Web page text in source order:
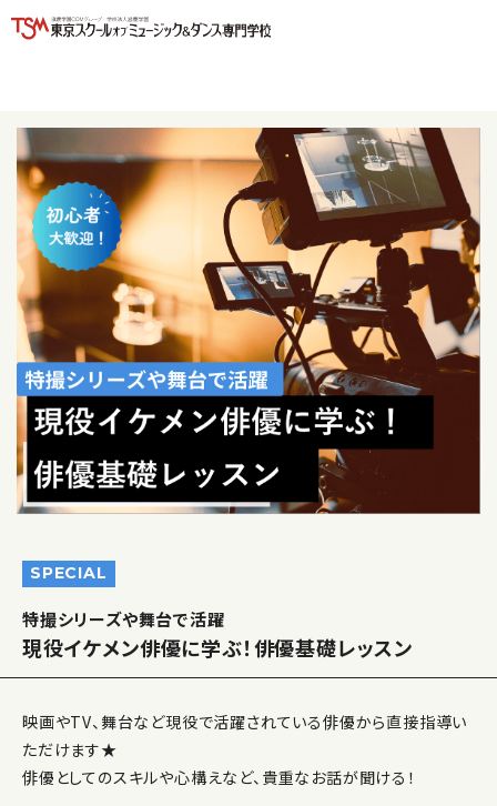
SPECIAL
特撮シリーズや舞台で活躍
現役イケメン俳優に学ぶ！俳優基礎レッスン
映画やTV、舞台など現役で活躍されている俳優から直接指導い
ただけます★
俳優としてのスキルや心構えなど、貴重なお話が聞ける！